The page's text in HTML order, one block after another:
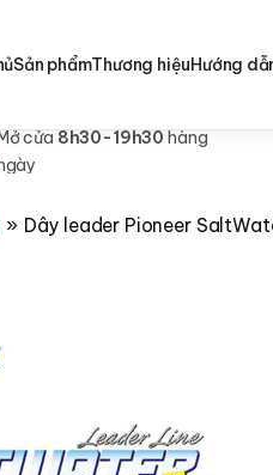
cửa8h30-19h30hàng
Sản phẩmThương hiệuHướng
Dây leader Pioneer